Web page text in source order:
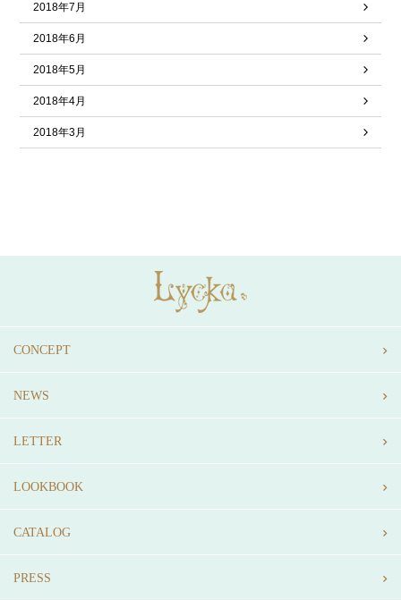
2018年7月
2018年6月
2018年5月
2018年4月
2018年3月
CONCEPT
NEWS
LETTER
LOOKBOOK
CATALOG
PRESS